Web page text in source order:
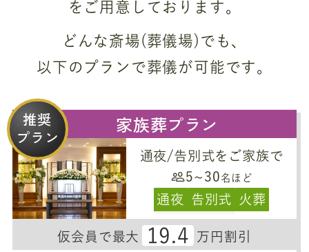
をご用意しております。
どんな斎場(葬儀場)でも、
以下のプランで葬儀が可能です。
推奨
プラン
家族葬プラン
通夜/告別式をご家族で
5~30 名ほど
通夜 告別式 火葬
仮会員で最大 19.4 万円割引